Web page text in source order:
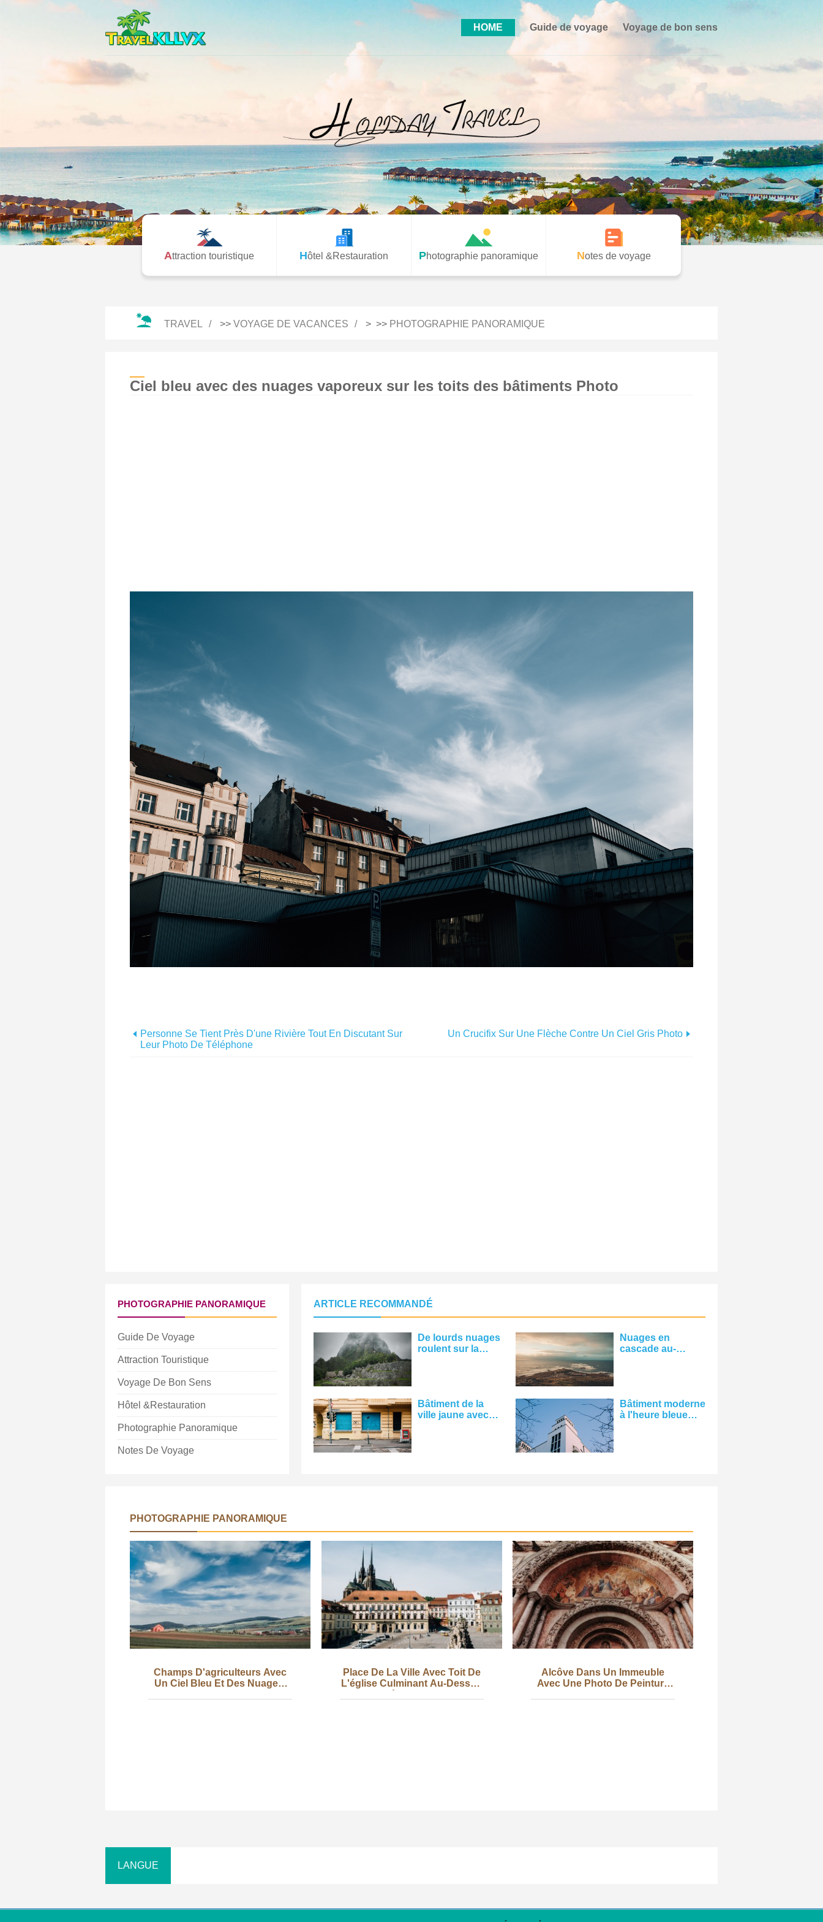
HOME Guide de voyage Voyage de bon sens
Attraction touristique Hôtel &Restauration Photographie panoramique Notes de voyage
TRAVEL >> VOYAGE DE VACANCES > >> PHOTOGRAPHIE PANORAMIQUE
Ciel bleu avec des nuages ​​vaporeux sur les toits des bâtiments Photo
Personne Se Tient Près D'une Rivière Tout En Discutant Sur
Leur Photo De Téléphone
Un Crucifix Sur Une Flèche Contre Un Ciel Gris Photo
PHOTOGRAPHIE PANORAMIQUE
Guide De Voyage
Attraction Touristique
Voyage De Bon Sens
Hôtel &Restauration
Photographie Panoramique
Notes De Voyage
ARTICLE RECOMMANDÉ
De lourds nuages ​​
roulent sur la
Nuages ​​en
cascade au-
Bâtiment de la
ville jaune avec
Bâtiment moderne
à l'heure bleue
PHOTOGRAPHIE PANORAMIQUE
Champs D'agriculteurs Avec
Un Ciel Bleu Et Des Nuages ​​
Place De La Ville Avec Toit De
L'église Culminant Au-Dessus
Alcôve Dans Un Immeuble
Avec Une Photo De Peinture